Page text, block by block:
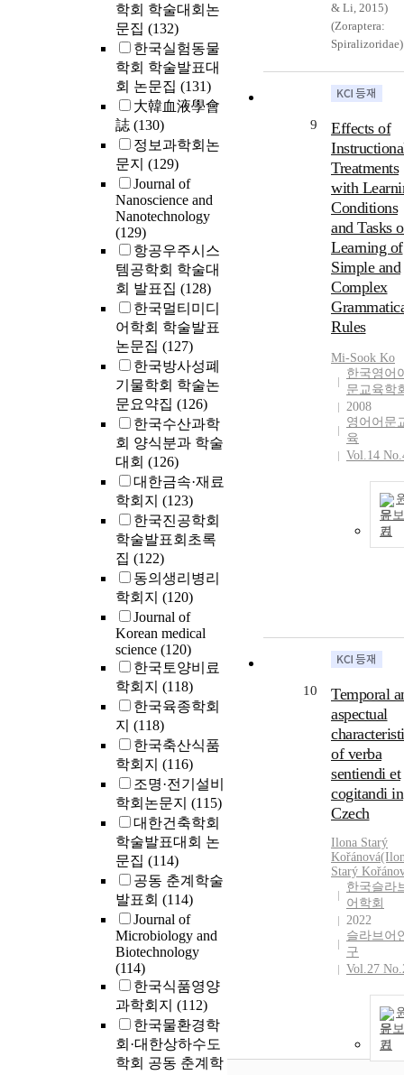
학회 학술대회논
문집 (132)
한국실험동물
학회 학술발표대
회 논문집 (131)
大韓血液學會
誌 (130)
정보과학회논
문지 (129)
Journal of
Nanoscience and
Nanotechnology
(129)
항공우주시스
템공학회 학술대
회 발표집 (128)
한국멀티미디
어학회 학술발표
논문집 (127)
한국방사성폐
기물학회 학술논
문요약집 (126)
한국수산과학
회 양식분과 학술
대회 (126)
대한금속·재료
학회지 (123)
한국진공학회
학술발표회초록
집 (122)
동의생리병리
학회지 (120)
Journal of
Korean medical
science (120)
한국토양비료
학회지 (118)
한국육종학회
지 (118)
한국축산식품
학회지 (116)
조명·전기설비
학회논문지 (115)
대한건축학회
학술발표대회 논
문집 (114)
공동 춘계학술
발표회 (114)
Journal of
Microbiology and
Biotechnology
(114)
한국식품영양
과학회지 (112)
한국물환경학
회·대한상하수도
학회 공동 춘계학
& Li, 2015)
(Zoraptera:
Spiralizoridae)
Hainan, China.
the first time
occurrence of
species in
Vietnam on the
basis of
specimens
Lâm Đồng
Province. Via a
combination
newly
molecular data
and a detailed
morphological
investigation
hainanensis,
confirmed
DNA data of
species from
Vietnam were
published
Zorotypus sp.
This species
addition to
contributing to
of adult males
females, we
present a
molecular
phylogenetic
reconstruction
Zoraptera
specifically
focused on the
genus
Spiralizoros
Koˇcárek,
& Kundrata,
and the
of S.
9
Effects of
Treatments
with
Conditions
and Tasks
Learning of
Simple and
Complex
Rules
Mi-Sook Ko
한국영어
문교육학
2008
영어어문
육
Vol.14
문보
기
10
Temporal
aspectual
of verba
sentiendi et
cogitandi in
Czech
Ilona Starý
Starý
한국슬라
어학회
2022
슬라브어
구
Vol.27
문보
기